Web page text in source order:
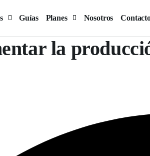
Guías Planes Nosotros
la